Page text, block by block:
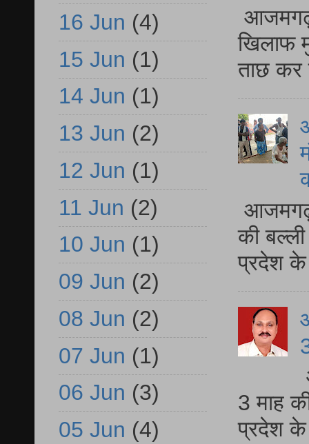
आजमगढ़
खिलाफ
ताछ कर
आजमगढ़
की
प्रदेश
3 माह
प्रदेश
16 Jun (4)
15 Jun (1)
14 Jun (1)
13 Jun (2)
12 Jun (1)
11 Jun (2)
10 Jun (1)
09 Jun (2)
08 Jun (2)
07 Jun (1)
06 Jun (3)
05 Jun (4)